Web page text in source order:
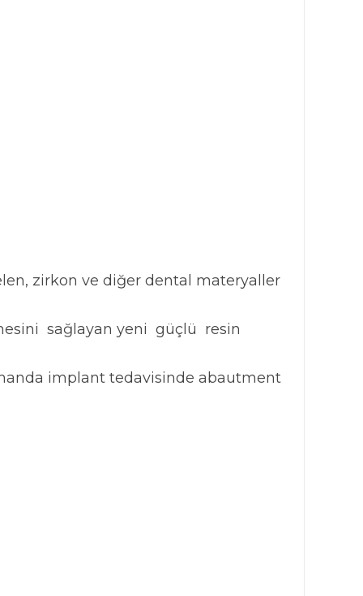
zirkon ve diğer dental materyaller
sağlayan yeni güçlü resin
implant tedavisinde abautment